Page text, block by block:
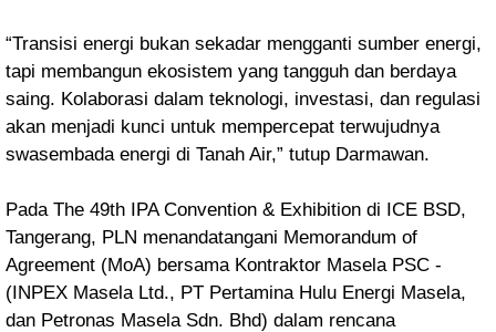
“Transisi energi bukan sekadar mengganti sumber energi,
tapi membangun ekosistem yang tangguh dan berdaya
saing. Kolaborasi dalam teknologi, investasi, dan regulasi
akan menjadi kunci untuk mempercepat terwujudnya
swasembada energi di Tanah Air,” tutup Darmawan.
Pada The 49th IPA Convention & Exhibition di ICE BSD,
Tangerang, PLN menandatangani Memorandum of
Agreement (MoA) bersama Kontraktor Masela PSC -
(INPEX Masela Ltd., PT Pertamina Hulu Energi Masela,
dan Petronas Masela Sdn. Bhd) dalam rencana